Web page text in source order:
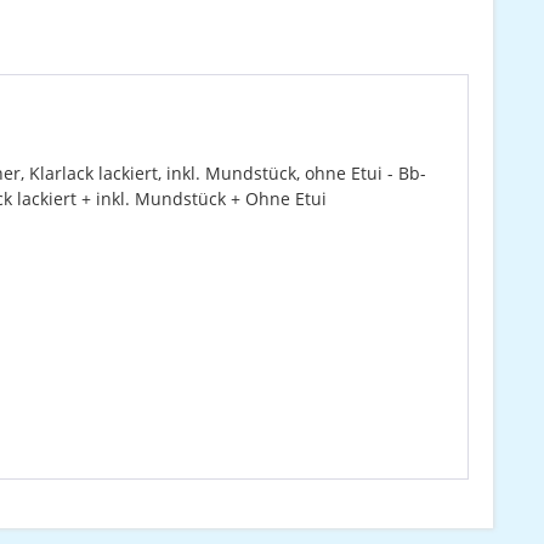
Klarlack lackiert, inkl. Mundstück, ohne Etui - Bb-
lackiert + inkl. Mundstück + Ohne Etui